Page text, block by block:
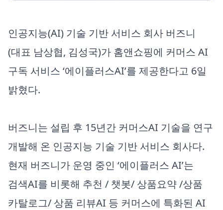
인공지능(AI) 기술 기반 서비스 회사 버즈니
(대표 남상협, 김성국)가 홈앤쇼핑에 커머스 AI
구독 서비스 ‘에이플러스AI’를 제공한다고 6일
밝혔다.
버즈니는 설립 후 15년간 커머스AI 기술을 연구
개발해 온 인공지능 기술 기반 서비스 회사다.
현재 버즈니가 운영 중인 ‘에이플러스 AI’는
검색AI를 비롯해 추천 / 챗봇/ 상품요약 /상품
카탈로그/ 상품 리뷰AI 등 커머스에 특화된 AI